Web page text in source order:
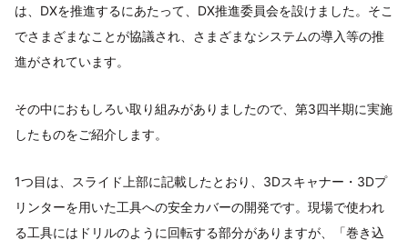
は、DXを推進するにあたって、DX推進委員会を設けました。そこ
でさまざまなことが協議され、さまざまなシステムの導入等の推
進がされています。
その中におもしろい取り組みがありましたので、第3四半期に実施
したものをご紹介します。
1つ目は、スライド上部に記載したとおり、3Dスキャナー・3Dプ
リンターを用いた工具への安全カバーの開発です。現場で使われ
る工具にはドリルのように回転する部分がありますが、「巻き込